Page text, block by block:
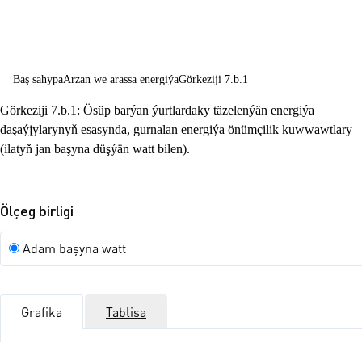
Baş sahypaArzan we arassa energiýaGörkeziji 7.b.1
Görkeziji 7.b.1: Ösüp barýan ýurtlardaky täzelenýän energiýa
daşaýjylarynyň esasynda, gurnalan energiýa önümçilik kuwwawtlary
(ilatyň jan başyna düşýän watt bilen).